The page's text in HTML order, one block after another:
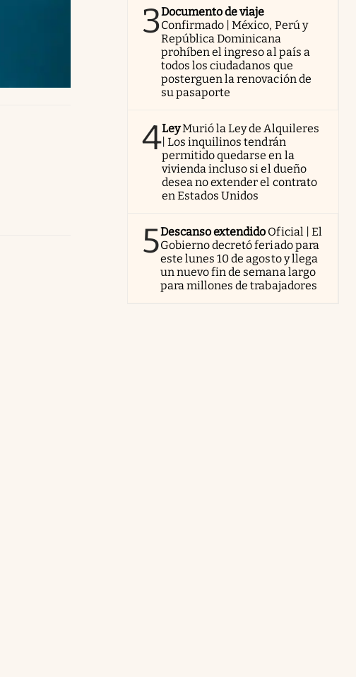
3Documento de viaje
Confirmado | México, Perú y
República Dominicana
prohíben el ingreso al país a
todos los ciudadanos que
posterguen la renovación de
su pasaporte
4LeyMurió la Ley de Alquileres
| Los inquilinos tendrán
permitido quedarse en la
vivienda incluso si el dueño
desea no extender el contrato
en Estados Unidos
5Descanso extendido Oficial | El
Gobierno decretó feriado para
este lunes 10 de agosto y llega
un nuevo fin de semana largo
para millones de trabajadores